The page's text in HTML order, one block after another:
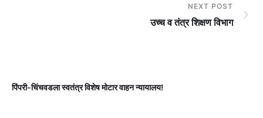
NEXT POST
उच्च व तंत्र शिक्षण विभाग
पिंपरी-चिंचवडला स्वतंत्र विशेष मोटार वाहन न्यायालय!